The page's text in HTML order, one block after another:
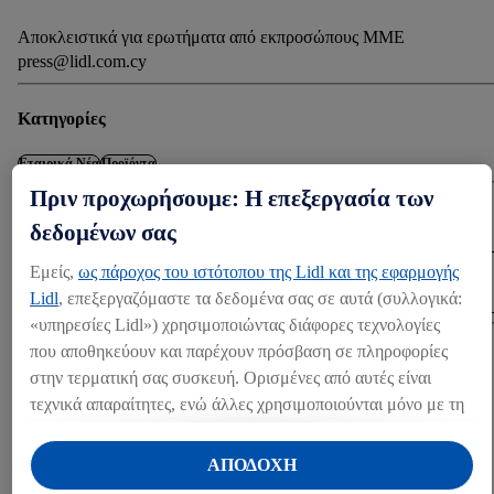
Αποκλειστικά για ερωτήματα από εκπροσώπους ΜΜΕ
press@lidl.com.cy
Κατηγορίες
Εταιρικά ΝέαΠροϊόντα
Λήψη
ΛΉΨΗ (1.1 MB)
Share
ΆΛΛΑ MEDIA
Πριν προχωρήσουμε: Η επεξεργασία των
δεδομένων σας
Εμείς, ως πάροχος του ιστότοπου της Lidl και της εφαρμογής
Lidl, επεξεργαζόμαστε τα δεδομένα σας σε αυτά (συλλογικά:
«υπηρεσίες Lidl») χρησιμοποιώντας διάφορες τεχνολογίες
που αποθηκεύουν και παρέχουν πρόσβαση σε πληροφορίες
στην τερματική σας συσκευή. Ορισμένες από αυτές είναι
τεχνικά απαραίτητες, ενώ άλλες χρησιμοποιούνται μόνο με τη
δημιουργία στατιστικών στοιχείων ή για εξατομικευμένη
διαφήμιση εντός και εκτός των υπηρεσιών Lidl. Εάν
ΑΠΟΔΟΧΗ